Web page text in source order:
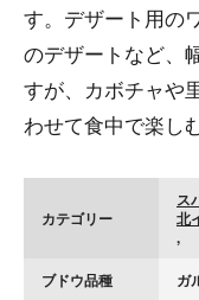
す。デザート用の
のデザートなど、
すが、カボチャや
わせて食中で楽し
カテゴリー
ス
北
,
ブドウ品種
ガ